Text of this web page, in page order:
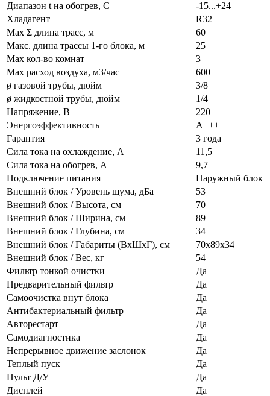
Диапазон t на обогрев, С
-15...+24
Хладагент
R32
Max Σ длина трасс, м
60
Макс. длина трассы 1-го блока, м
25
Max кол-во комнат
3
Max расход воздуха, м3/час
600
ø газовой трубы, дюйм
3/8
ø жидкостной трубы, дюйм
1/4
Напряжение, В
220
Энергоэффективность
A+++
Гарантия
3 года
Сила тока на охлаждение, А
11,5
Сила тока на обогрев, А
9,7
Подключение питания
Наружный блок
Внешний блок / Уровень шума, дБа
53
Внешний блок / Высота, см
70
Внешний блок / Ширина, см
89
Внешний блок / Глубина, см
34
Внешний блок / Габариты (ВхШхГ), см
70x89x34
Внешний блок / Вес, кг
54
Фильтр тонкой очистки
Да
Предварительный фильтр
Да
Самоочистка внут блока
Да
Антибактериальный фильтр
Да
Авторестарт
Да
Самодиагностика
Да
Непрерывное движение заслонок
Да
Теплый пуск
Да
Пульт Д/У
Да
Дисплей
Да